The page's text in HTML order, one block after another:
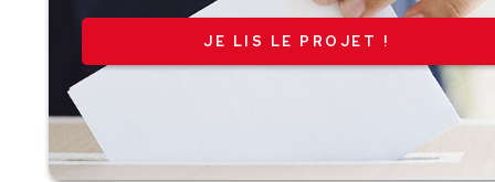
JE LIS LE PROJET !